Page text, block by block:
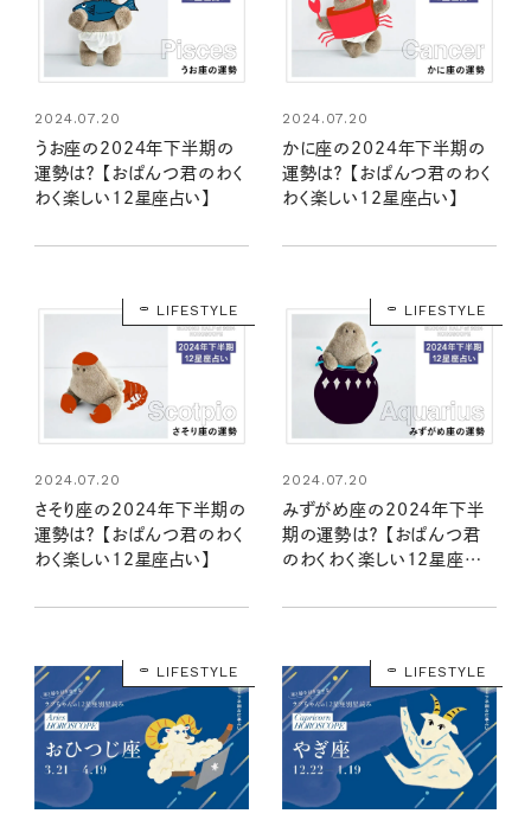
2024.07.20
うお座の2024年下半期の
運勢は？ 【おぱんつ君のわく
わく楽しい12星座占い】
2024.07.20
かに座の2024年下半期の
運勢は？ 【おぱんつ君のわく
わく楽しい12星座占い】
LIFESTYLE
2024.07.20
さそり座の2024年下半期の
運勢は？ 【おぱんつ君のわく
わく楽しい12星座占い】
LIFESTYLE
2024.07.20
みずがめ座の2024年下半
期の運勢は？ 【おぱんつ君
のわくわく楽しい12星座占
LIFESTYLE LIFESTYLE